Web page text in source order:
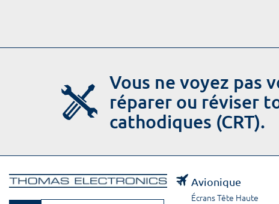
Vous ne voyez pas
réparer ou réviser
cathodiques (CRT).
Avionique
Écrans Tête Haute